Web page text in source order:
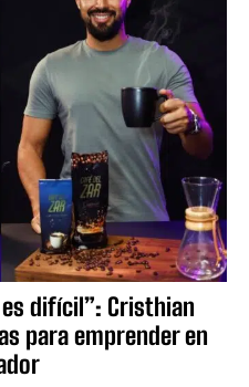
difícil”: Cristhian
para emprender en